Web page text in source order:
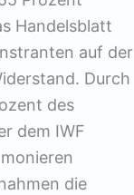
Handelsblatt
auf der
Durch
des
dem IWF
die